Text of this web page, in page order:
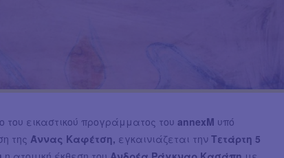
του εικαστικού προγράμματος του annexM υπό
της Άννας Καφέτση, εγκαινιάζεται την Τετάρτη 5